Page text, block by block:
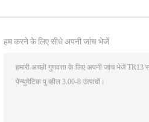
हम करने के लिए सीधे अपनी जांच भेजें